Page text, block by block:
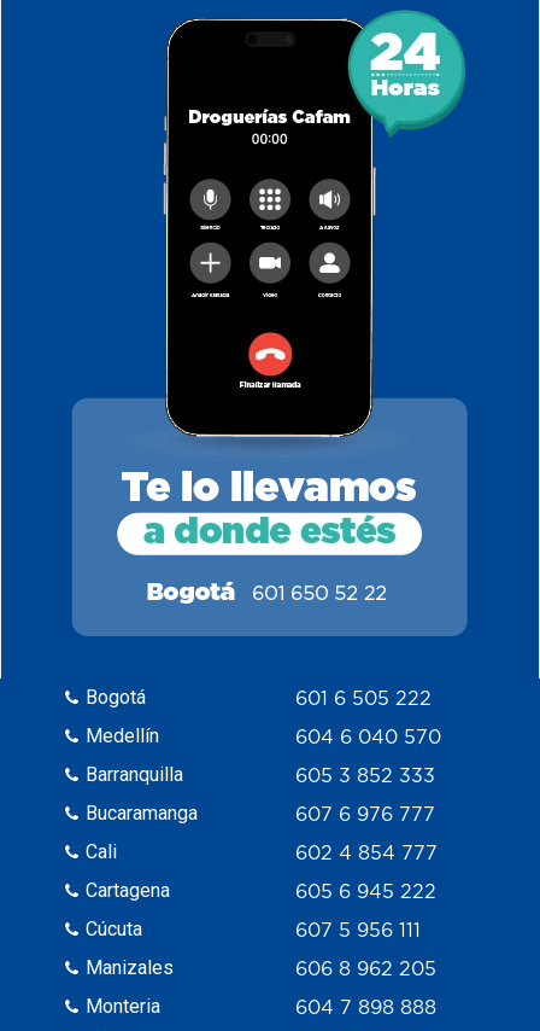
Bogotá
Medellín
Barranquilla
Bucaramanga
Cali
Cartagena
Cúcuta
Manizales
Monteria
601 6 505 222
604 6 040 570
605 3 852 333
607 6 976 777
602 4 854 777
605 6 945 222
607 5 956 111
606 8 962 205
604 7 898 888